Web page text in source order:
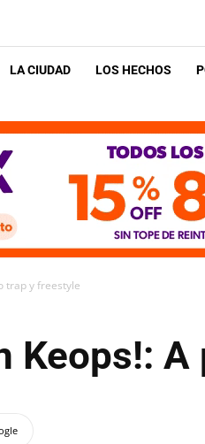
LA CIUDAD LOS HECHOS
trap y freestyle
Keops!: